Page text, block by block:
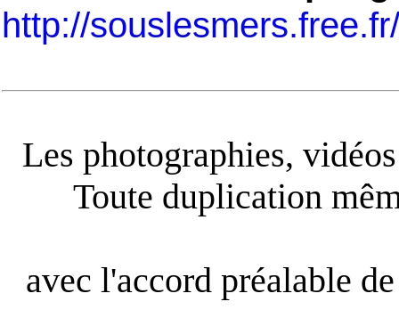
http://
Les photographies,
Toute duplication
avec l'accord préalable